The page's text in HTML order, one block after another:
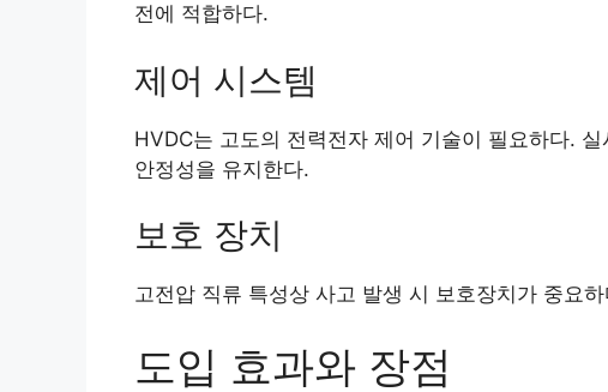
전에 적합하다.
제어 시스템
HVDC는 고도의 전력전자 제어 기술이 필요하다.
안정성을 유지한다.
보호 장치
고전압 직류 특성상 사고 발생 시 보호장치가 중요
도입 효과와 장점